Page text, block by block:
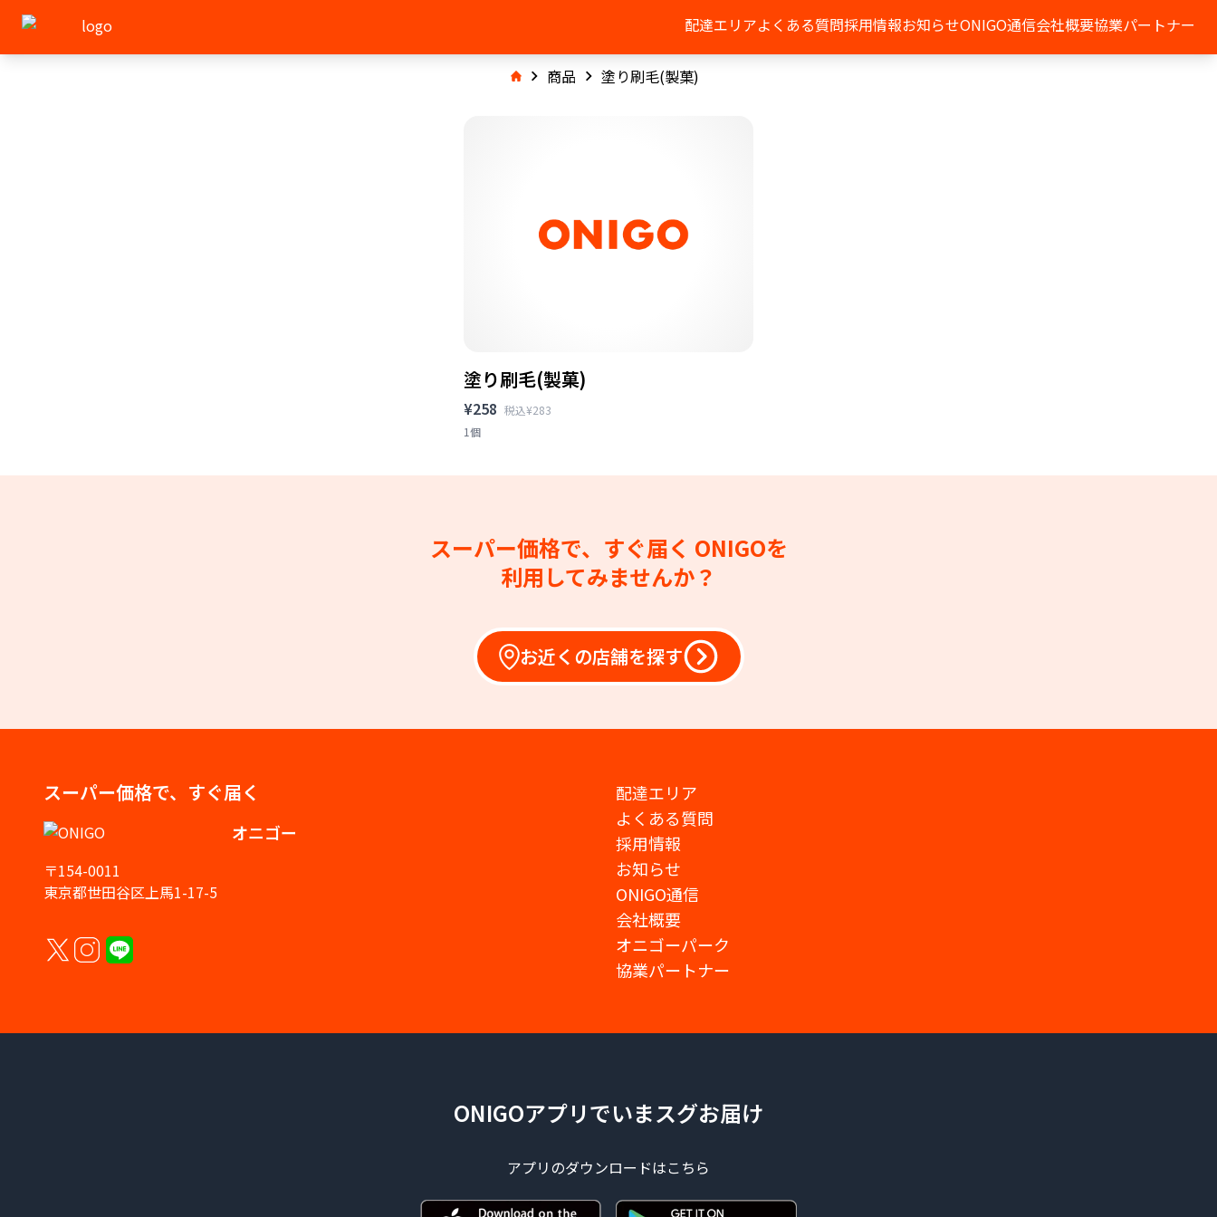
配達エリアよくある質問採用情報お知らせONIGO通信会社概要協業パートナー
商品 塗り刷毛(製菓)
塗り刷毛(製菓)
¥258 税込¥283
1個
スーパー価格で、すぐ届く ONIGOを
利用してみませんか？
お近くの店舗を探す
スーパー価格で、すぐ届く
オニゴー
〒154-0011
東京都世田谷区上馬1-17-5
配達エリア
よくある質問
採用情報
お知らせ
ONIGO通信
会社概要
オニゴーパーク
協業パートナー
ONIGOアプリでいまスグお届け
アプリのダウンロードはこちら